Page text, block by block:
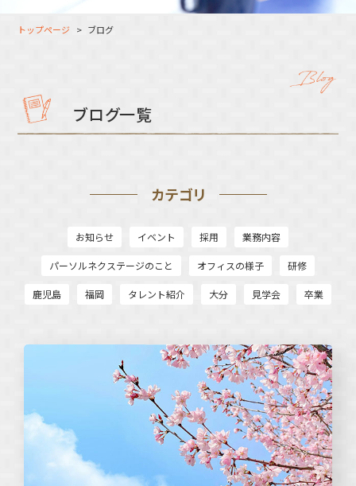
松山オフィス
広島オフィス
トップページ ブログ
ブログ一覧
カテゴリ
お知らせ イベント 採用 業務内容
パーソルネクステージのこと オフィスの様子 研修
鹿児島 福岡 タレント紹介 大分 見学会 卒業